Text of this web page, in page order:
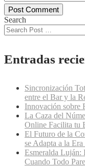
Search
Entradas
Sincronización
entre el Bar y la
Innovación sobre
La Caza del
Online Facilita tu
El Futuro de la
se Adapta a la
Esmeralda Luján:
Cuando Todo